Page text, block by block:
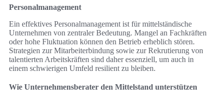
Personalmanagement
Ein effektives Personalmanagement ist für mittelständische
Unternehmen von zentraler Bedeutung. Mangel an Fachkräften
oder hohe Fluktuation können den Betrieb erheblich stören.
Strategien zur Mitarbeiterbindung sowie zur Rekrutierung von
talentierten Arbeitskräften sind daher essenziell, um auch in
einem schwierigen Umfeld resilient zu bleiben.
Wie Unternehmensberater den Mittelstand unterstützen